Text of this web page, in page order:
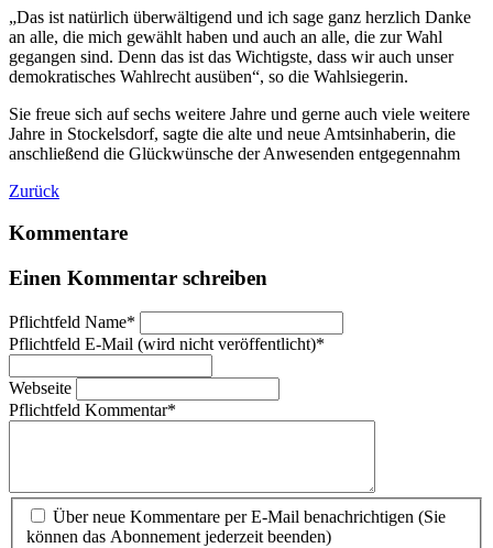
„Das ist natürlich überwältigend und ich sage ganz herzlich Danke
an alle, die mich gewählt haben und auch an alle, die zur Wahl
gegangen sind. Denn das ist das Wichtigste, dass wir auch unser
demokratisches Wahlrecht ausüben“, so die Wahlsiegerin.
Sie freue sich auf sechs weitere Jahre und gerne auch viele weitere
Jahre in Stockelsdorf, sagte die alte und neue Amtsinhaberin, die
anschließend die Glückwünsche der Anwesenden entgegennahm
Zurück
Kommentare
Einen Kommentar schreiben
Pflichtfeld Name*
Pflichtfeld E-Mail (wird nicht veröffentlicht)*
Webseite
Pflichtfeld Kommentar*
Über neue Kommentare per E-Mail benachrichtigen (Sie
können das Abonnement jederzeit beenden)